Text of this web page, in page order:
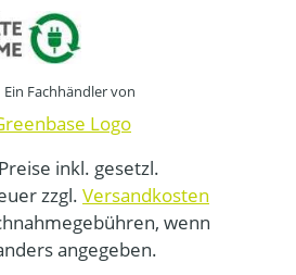
Ein Fachhändler von
inkl. gesetzl.
zzgl. Versandkosten
wenn
angegeben.